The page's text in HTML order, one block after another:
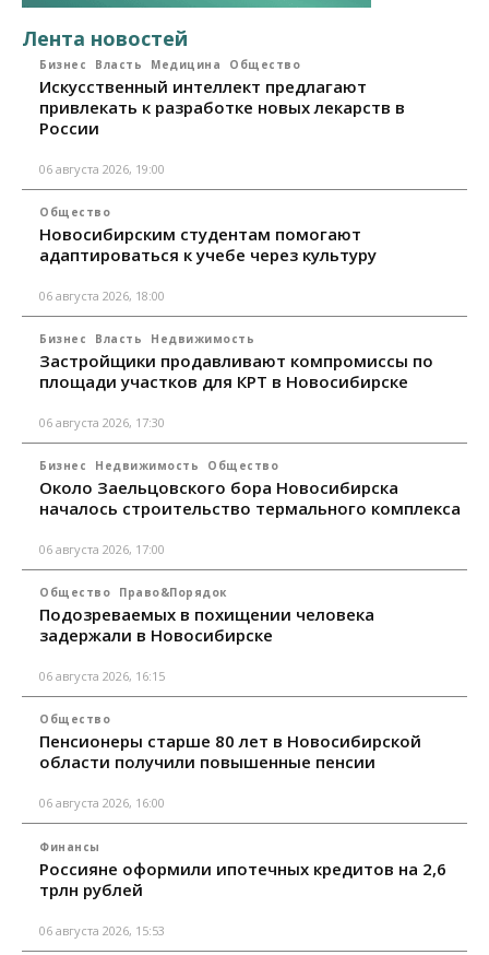
Лента новостей
Бизнес Власть Медицина Общество
Искусственный интеллект предлагают
привлекать к разработке новых лекарств в
России
06 августа 2026, 19:00
Общество
Новосибирским студентам помогают
адаптироваться к учебе через культуру
06 августа 2026, 18:00
Бизнес Власть Недвижимость
Застройщики продавливают компромиссы по
площади участков для КРТ в Новосибирске
06 августа 2026, 17:30
Бизнес Недвижимость Общество
Около Заельцовского бора Новосибирска
началось строительство термального комплекса
06 августа 2026, 17:00
Общество Право&Порядок
Подозреваемых в похищении человека
задержали в Новосибирске
06 августа 2026, 16:15
Общество
Пенсионеры старше 80 лет в Новосибирской
области получили повышенные пенсии
06 августа 2026, 16:00
Финансы
Россияне оформили ипотечных кредитов на 2,6
трлн рублей
06 августа 2026, 15:53